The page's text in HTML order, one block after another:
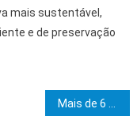
mais sustentável,
e de preservação